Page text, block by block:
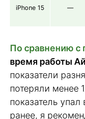
iPhone 15 —
По сравнению с
время работы
показатели
потеряли менее
показатель
ранее, я